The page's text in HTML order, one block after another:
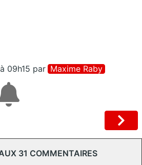
09h15 par Maxime Raby
31 COMMENTAIRES